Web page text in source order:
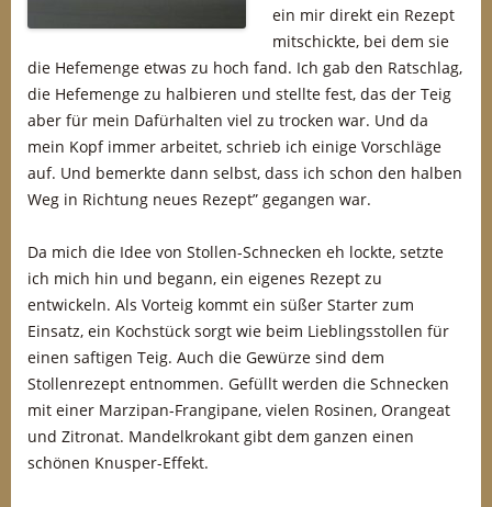
ein mir direkt ein Rezept
mitschickte, bei dem sie
die Hefemenge etwas zu hoch fand. Ich gab den Ratschlag,
die Hefemenge zu halbieren und stellte fest, das der Teig
aber für mein Dafürhalten viel zu trocken war. Und da
mein Kopf immer arbeitet, schrieb ich einige Vorschläge
auf. Und bemerkte dann selbst, dass ich schon den halben
Weg in Richtung neues Rezept” gegangen war.
Da mich die Idee von Stollen-Schnecken eh lockte, setzte
ich mich hin und begann, ein eigenes Rezept zu
entwickeln. Als Vorteig kommt ein süßer Starter zum
Einsatz, ein Kochstück sorgt wie beim Lieblingsstollen für
einen saftigen Teig. Auch die Gewürze sind dem
Stollenrezept entnommen. Gefüllt werden die Schnecken
mit einer Marzipan-Frangipane, vielen Rosinen, Orangeat
und Zitronat. Mandelkrokant gibt dem ganzen einen
schönen Knusper-Effekt.